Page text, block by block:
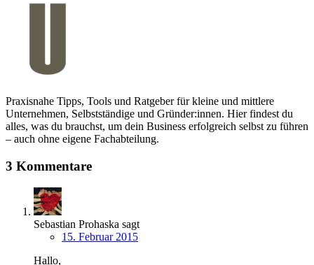
Praxisnahe Tipps, Tools und Ratgeber für kleine und mittlere
Unternehmen, Selbstständige und Gründer:innen. Hier findest du
alles, was du brauchst, um dein Business erfolgreich selbst zu führen
– auch ohne eigene Fachabteilung.
3 Kommentare
Sebastian Prohaska sagt
15. Februar 2015
Hallo,